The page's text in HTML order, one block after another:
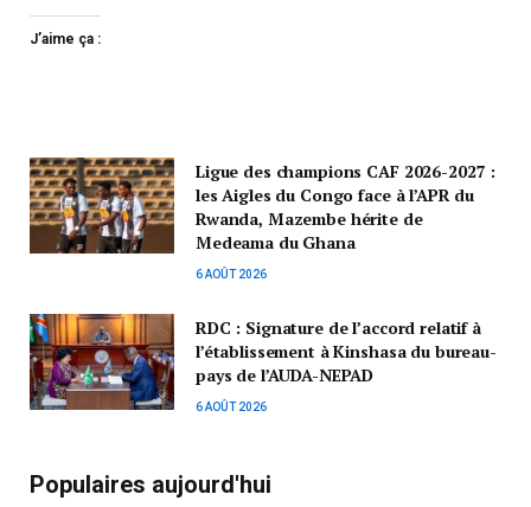
J’aime ça :
Ligue des champions CAF 2026-2027 :
les Aigles du Congo face à l’APR du
Rwanda, Mazembe hérite de
Medeama du Ghana
6 AOÛT 2026
RDC : Signature de l’accord relatif à
l’établissement à Kinshasa du bureau-
pays de l’AUDA-NEPAD
6 AOÛT 2026
Populaires aujourd'hui